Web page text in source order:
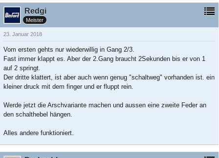
Redgi
Meister
23. Januar 2018
Vom ersten gehts nur wiederwillig in Gang 2/3.
Fast immer klappt es. Aber der 2.Gang braucht 2Sekunden bis er von 1
auf 2 springt.
Der dritte klattert, ist aber auch wenn genug "schaltweg" vorhanden ist. ein
kleiner druck mit dem finger und er fluppt rein.
Werde jetzt die Arschvariante machen und aussen eine zweite Feder an
den schalthebel hängen.
Alles andere funktioniert.